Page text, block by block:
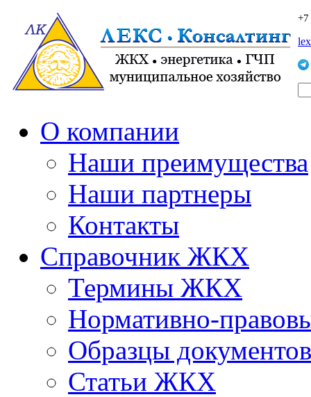
О компании
Наши преимущества
Наши партнеры
Контакты
Справочник ЖКХ
Термины ЖКХ
Нормативно-
Образцы документов
Статьи ЖКХ